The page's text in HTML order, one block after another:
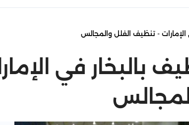
- تنظيف الفلل والمجالس
بالبخار في